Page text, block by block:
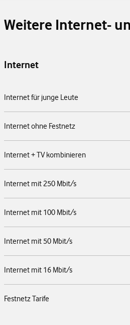
Weitere Internet-
Internet
Internet für junge Leute
Internet ohne Festnetz
Internet + TV kombinieren
Internet mit 250 Mbit/s
Internet mit 100 Mbit/s
Internet mit 50 Mbit/s
Internet mit 16 Mbit/s
Festnetz Tarife